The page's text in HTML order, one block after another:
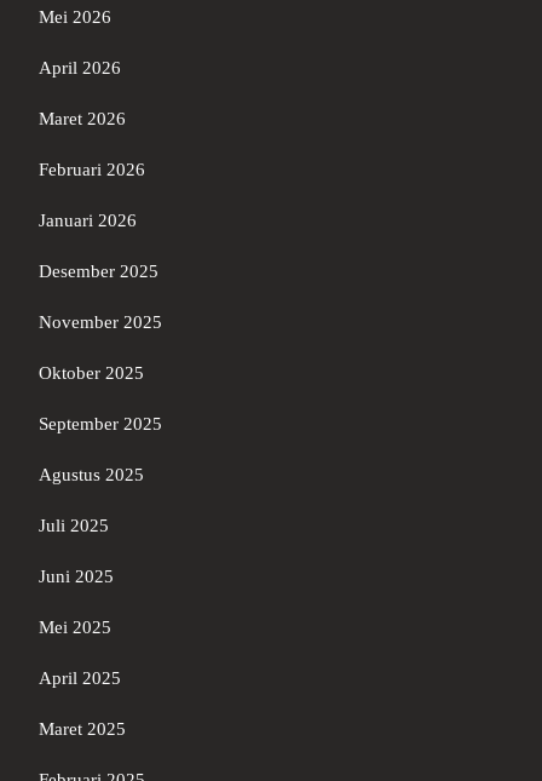
Mei 2026
April 2026
Maret 2026
Februari 2026
Januari 2026
Desember 2025
November 2025
Oktober 2025
September 2025
Agustus 2025
Juli 2025
Juni 2025
Mei 2025
April 2025
Maret 2025